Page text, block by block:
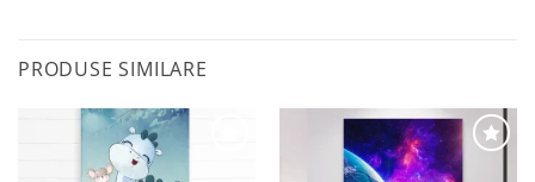
PRODUSE SIMILARE